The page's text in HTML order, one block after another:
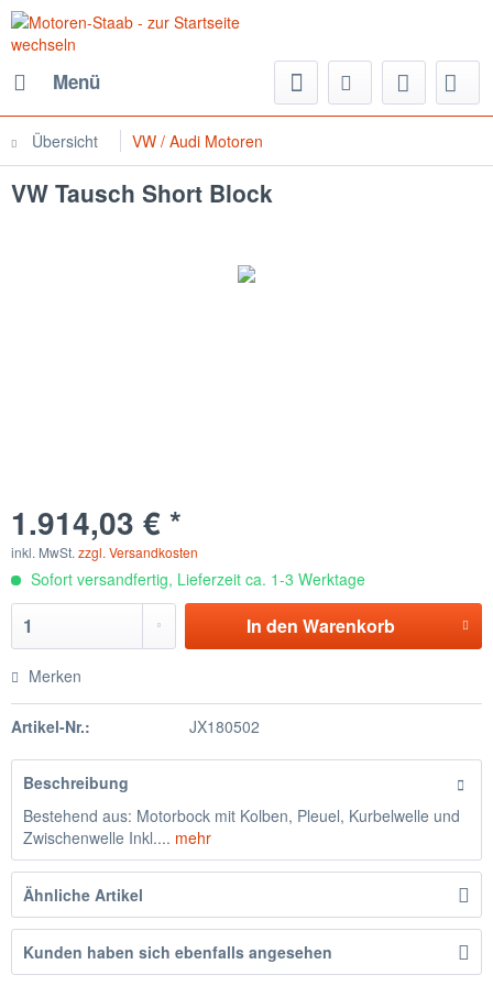
Menü
Übersicht VW / Audi Motoren
VW Tausch Short Block
1.914,03 € *
inkl. MwSt. zzgl. Versandkosten
Sofort versandfertig, Lieferzeit ca. 1-3 Werktage
In den Warenkorb
Merken
Artikel-Nr.: JX180502
Beschreibung
Bestehend aus: Motorbock mit Kolben, Pleuel, Kurbelwelle und
Zwischenwelle Inkl.... mehr
Ähnliche Artikel
Kunden haben sich ebenfalls angesehen